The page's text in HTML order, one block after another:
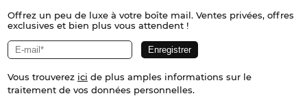
Offrez un peu de luxe à votre boîte mail. Ventes privées, offres
exclusives et bien plus vous attendent !
Vous trouverez ici de plus amples informations sur le
traitement de vos données personnelles.